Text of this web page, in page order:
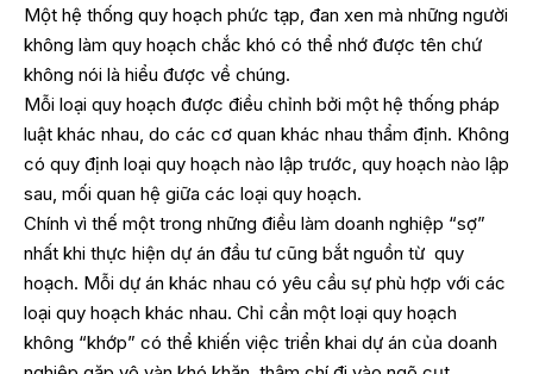
Một hệ thống quy hoạch phức tạp, đan xen mà những người
không làm quy hoạch chắc khó có thể nhớ được tên chứ
không nói là hiểu được về chúng.
Mỗi loại quy hoạch được điều chỉnh bởi một hệ thống pháp
luật khác nhau, do các cơ quan khác nhau thẩm định. Không
có quy định loại quy hoạch nào lập trước, quy hoạch nào lập
sau, mối quan hệ giữa các loại quy hoạch.
Chính vì thế một trong những điều làm doanh nghiệp “sợ”
nhất khi thực hiện dự án đầu tư cũng bắt nguồn từ quy
hoạch. Mỗi dự án khác nhau có yêu cầu sự phù hợp với các
loại quy hoạch khác nhau. Chỉ cần một loại quy hoạch
không “khớp” có thể khiến việc triển khai dự án của doanh